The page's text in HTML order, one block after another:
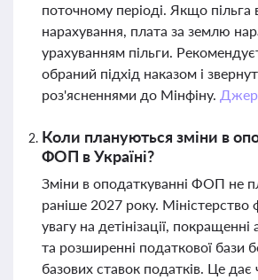
поточному періоді. Якщо пільга
нарахування, плата за землю
урахуванням пільги.
обраний підхід наказом і
роз'ясненнями до Мінфіну.
Коли плануються зміни в
ФОП в Україні?
Зміни в оподаткуванні ФОП не
раніше 2027 року. Міністерство
увагу на детінізації, покращенні
та розширенні податкової бази
базових ставок податків. Це дає